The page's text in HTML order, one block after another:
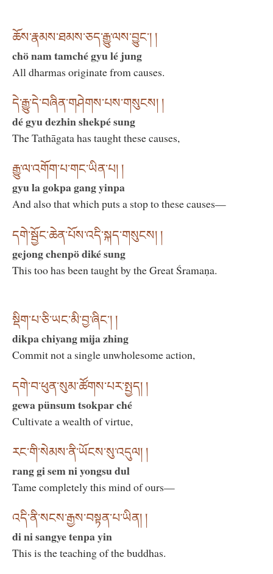
ཆོས་རྣམས་ཐམས་ཅད་རྒྱུ་ལས་བྱུང་། །
chö nam tamché gyu lé jung
All dharmas originate from causes.
དེ་རྒྱུ་དེ་བཞིན་གཤེགས་པས་གསུངས། །
dé gyu dezhin shekpé sung
The Tathāgata has taught these causes,
རྒྱུ་ལ་འགོག་པ་གང་ཡིན་པ། །
gyu la gokpa gang yinpa
And also that which puts a stop to these causes—
དགེ་སྦྱོང་ཆེན་པོས་འདི་སྐད་གསུངས། །
gejong chenpö diké sung
This too has been taught by the Great Śramaṇa.
སྡིག་པ་ཅི་ཡང་མི་བྱ་ཞིང་། །
dikpa chiyang mija zhing
Commit not a single unwholesome action,
དགེ་བ་ཕུན་སུམ་ཚོགས་པར་སྤྱད། །
gewa pünsum tsokpar ché
Cultivate a wealth of virtue,
རང་གི་སེམས་ནི་ཡོངས་སུ་འདུལ། །
rang gi sem ni yongsu dul
Tame completely this mind of ours—
འདི་ནི་སངས་རྒྱས་བསྟན་པ་ཡིན། །
di ni sangye tenpa yin
This is the teaching of the buddhas.